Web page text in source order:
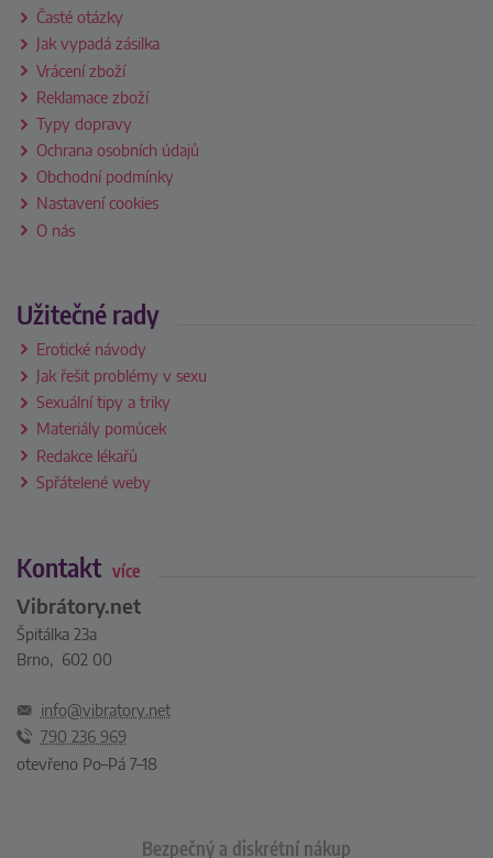
Časté otázky
Jak vypadá zásilka
Vrácení zboží
Reklamace zboží
Typy dopravy
Ochrana osobních údajů
Obchodní podmínky
Nastavení cookies
O nás
Užitečné rady
Erotické návody
Jak řešit problémy v sexu
Sexuální tipy a triky
Materiály pomůcek
Redakce lékařů
Spřátelené weby
Kontakt více
Vibrátory.net
Špitálka 23a
Brno, 602 00
info@vibratory.net
790 236 969
otevřeno Po–Pá 7–18
Bezpečný a diskrétní nákup